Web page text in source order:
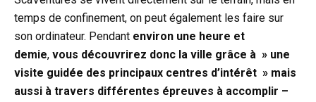
temps de confinement, on peut également les faire sur
son ordinateur. Pendant environ une heure et
demie, vous découvrirez donc la ville grâce à » une
visite guidée des principaux centres d’intérêt » mais
aussi à travers différentes épreuves à accomplir –